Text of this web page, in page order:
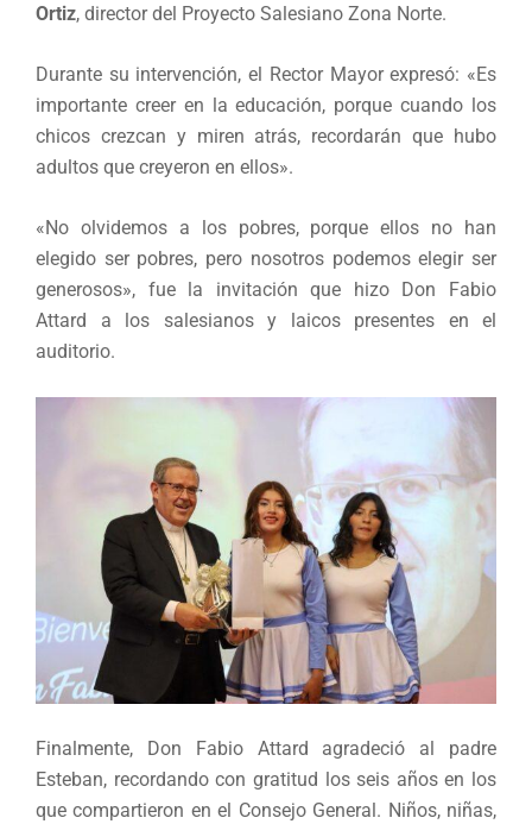
Ortiz, director del Proyecto Salesiano Zona Norte.
Durante su intervención, el Rector Mayor expresó: «Es
importante creer en la educación, porque cuando los
chicos crezcan y miren atrás, recordarán que hubo
adultos que creyeron en ellos».
«No olvidemos a los pobres, porque ellos no han
elegido ser pobres, pero nosotros podemos elegir ser
generosos», fue la invitación que hizo Don Fabio
Attard a los salesianos y laicos presentes en el
auditorio.
Finalmente, Don Fabio Attard agradeció al padre
Esteban, recordando con gratitud los seis años en los
que compartieron en el Consejo General. Niños, niñas,